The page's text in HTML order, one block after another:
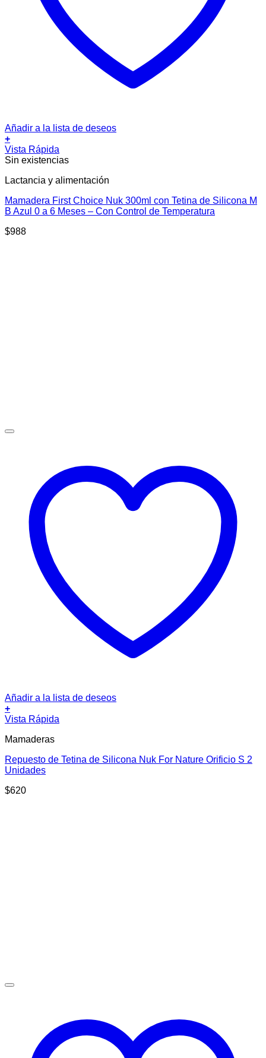
Añadir a la lista de deseos
+
Vista Rápida
Sin existencias
Lactancia y alimentación
Mamadera First Choice Nuk 300ml con Tetina de Silicona M
B Azul 0 a 6 Meses – Con Control de Temperatura
$988
Añadir a la lista de deseos
+
Vista Rápida
Mamaderas
Repuesto de Tetina de Silicona Nuk For Nature Orificio S 2
Unidades
$620